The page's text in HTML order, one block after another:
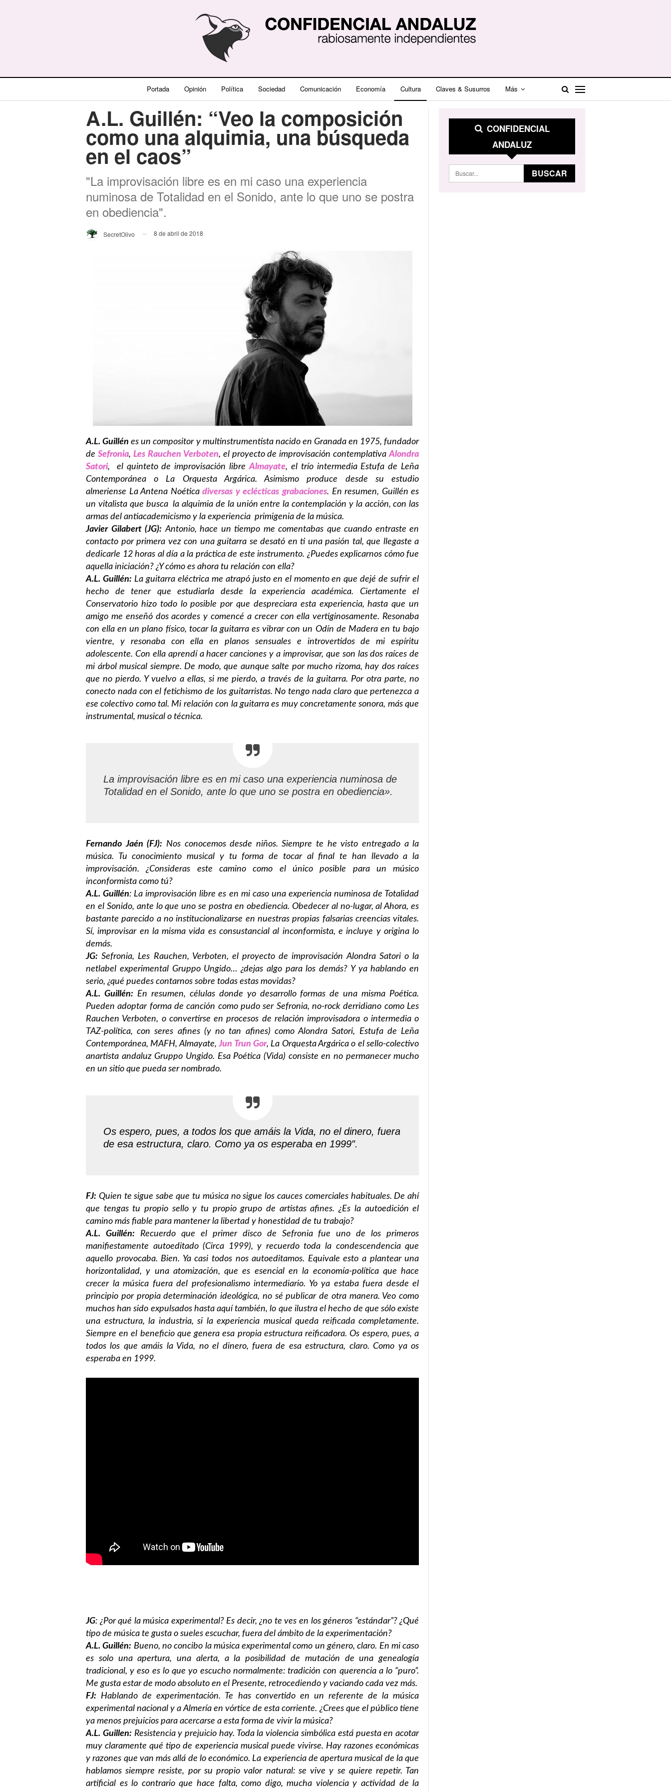
Portada Opinión Política Sociedad Comunicación Economía Cultura Claves & Susurros Más
A.L. Guillén: “Veo la composición
como una alquimia, una búsqueda
en el caos”
"La improvisación libre es en mi caso una experiencia
numinosa de Totalidad en el Sonido, ante lo que uno se postra
en obediencia".
SecretOlivo 8 de abril de 2018
A.L. Guillén es uncompositor y multinstrumentista nacido en Granada en 1975, fundador
de Sefronia, Les Rauchen Verboten, el proyecto de improvisación contemplativaAlondra
Satori, el quinteto de improvisación libreAlmayate, el trío intermedia Estufa de Leña
Contemporánea o La Orquesta Argárica. Asimismo produce desde su estudio
almeriense La Antena Noéticadiversas y eclécticas grabaciones. En resumen, Guillén es
un vitalista que busca la alquimia de la unión entre la contemplación y la acción, con las
armas del antiacademicismo y la experiencia primigenia de la música.
Javier Gilabert (JG):Antonio, hace un tiempo me comentabas que cuando entraste en
contacto por primera vez con una guitarra se desató en ti una pasión tal, que llegaste a
dedicarle 12 horas al día a la práctica de este instrumento. ¿Puedes explicarnos cómo fue
aquella iniciación? ¿Y cómo es ahora tu relación con ella?
A.L. Guillén: La guitarra eléctrica me atrapó justo en el momento en que dejé de sufrir el
hecho de tener que estudiarla desde la experiencia académica. Ciertamente el
Conservatorio hizo todo lo posible por que despreciara esta experiencia, hasta que un
amigo me enseñó dos acordes y comencé a crecer con ella vertiginosamente. Resonaba
con ella en un plano físico, tocar la guitarra es vibrar con un Odín de Madera en tu bajo
vientre, y resonaba con ella en planos sensuales e introvertidos de mi espíritu
adolescente. Con ella aprendí a hacer canciones y a improvisar, que son las dos raíces de
mi árbol musical siempre. De modo, que aunque salte por mucho rizoma, hay dos raíces
que no pierdo. Y vuelvo a ellas, si me pierdo, a través de la guitarra. Por otra parte, no
conecto nada con el fetichismo de los guitarristas. No tengo nada claro que pertenezca a
ese colectivo como tal. Mi relación con la guitarra es muy concretamente sonora, más que
instrumental, musical o técnica.
La improvisación libre es en mi caso una experiencia numinosa de
Totalidad en el Sonido, ante lo que uno se postra en obediencia».
Fernando Jaén (FJ): Nos conocemos desde niños. Siempre te he visto entregado a la
música. Tu conocimiento musical y tu forma de tocar al final te han llevado a la
improvisación. ¿Consideras este camino como el único posible para un músico
inconformista como tú?
A.L. Guillén: La improvisación libre es en mi caso una experiencia numinosa de Totalidad
en el Sonido, ante lo que uno se postra en obediencia. Obedecer al no-lugar, al Ahora, es
bastante parecido a no institucionalizarse en nuestras propias falsarias creencias vitales.
Sí, improvisar en la misma vida es consustancial al inconformista, e incluye y origina lo
demás.
JG:Sefronia, Les Rauchen, Verboten, el proyecto de improvisación Alondra Satori o la
netlabel experimental Gruppo Ungido… ¿dejas algo para los demás? Y ya hablando en
serio, ¿qué puedes contarnos sobre todas estas movidas?
A.L. Guillén: En resumen, células donde yo desarrollo formas de una misma Poética.
Pueden adoptar forma de canción como pudo ser Sefronia, no-rock derridiano como Les
Rauchen Verboten, o convertirse en procesos de relación improvisadora o intermedia o
TAZ-política, con seres afines (y no tan afines) como Alondra Satori, Estufa de Leña
Contemporánea, MAFH, Almayate,Jun Trun Gor, La Orquesta Argárica o el sello-colectivo
anartista andaluz Gruppo Ungido. Esa Poética (Vida) consiste en no permanecer mucho
en un sitio que pueda ser nombrado.
Os espero, pues, a todos los que amáis la Vida, no el dinero, fuera
de esa estructura, claro. Como ya os esperaba en 1999″.
FJ: Quien te sigue sabe que tu música no sigue los cauces comerciales habituales. De ahí
que tengas tu propio sello y tu propio grupo de artistas afines. ¿Es la autoedición el
camino más fiable para mantener la libertad y honestidad de tu trabajo?
A.L. Guillén: Recuerdo que el primer disco de Sefronia fue uno de los primeros
manifiestamente autoeditado (Circa 1999), y recuerdo toda la condescendencia que
aquello provocaba. Bien. Ya casi todos nos autoeditamos. Equivale esto a plantear una
horizontalidad, y una atomización, que es esencial en la economía-política que hace
crecer la música fuera del profesionalismo intermediario. Yo ya estaba fuera desde el
principio por propia determinación ideológica, no sé publicar de otra manera. Veo como
muchos han sido expulsados hasta aquí también, lo que ilustra el hecho de que sólo existe
una estructura, la industria, si la experiencia musical queda reificada completamente.
Siempre en el beneficio que genera esa propia estructura reificadora. Os espero, pues, a
todos los que amáis la Vida, no el dinero, fuera de esa estructura, claro. Como ya os
esperaba en 1999.
JG: ¿Por qué la música experimental? Es decir, ¿no te ves en los géneros “estándar”? ¿Qué
tipo de música te gusta o sueles escuchar, fuera del ámbito de la experimentación?
A.L. Guillén: Bueno, no concibo la música experimental como un género, claro. En mi caso
es solo una apertura, una alerta, a la posibilidad de mutación de una genealogía
tradicional, y eso es lo que yo escucho normalmente: tradición con querencia a lo “puro”.
Me gusta estar de modo absoluto en el Presente, retrocediendo y vaciando cada vez más.
FJ: Hablando de experimentación. Te has convertido en un referente de la música
experimental nacional y a Almería en vórtice de esta corriente. ¿Crees que el público tiene
ya menos prejuicios para acercarse a esta forma de vivir la música?
A.L. Guillen: Resistencia y prejuicio hay. Toda la violencia simbólica está puesta en acotar
muy claramente qué tipo de experiencia musical puede vivirse. Hay razones económicas
y razones que van más allá de lo económico. La experiencia de apertura musical de la que
hablamos siempre resiste, por su propio valor natural: se vive y se quiere repetir. Tan
artificial es lo contrario que hace falta, como digo, mucha violencia y actividad de la
CONFIDENCIAL
ANDALUZ